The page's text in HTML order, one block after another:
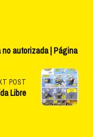
no autorizada | Página
POST
Libre